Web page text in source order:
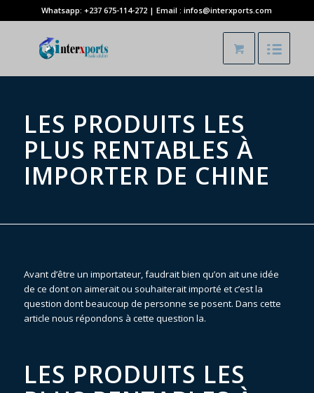
Whatsapp: +237 675-114-272 | Email : infos@interxports.com
LES PRODUITS LES
PLUS RENTABLES À
IMPORTER DE CHINE
Avant d’être un importateur, faudrait bien qu’on ait une idée
de ce dont on aimerait ou souhaiterait importé et c’est la
question dont beaucoup de personne se posent. Dans cette
article nous répondons à cette question la.
LES PRODUITS LES